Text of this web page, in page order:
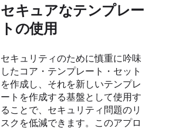
セキュアなテンプレー
トの使用
セキュリティのために慎重に吟味
したコア・テンプレート・セット
を作成し、それを新しいテンプレ
ートを作成する基盤として使用す
ることで、セキュリティ問題のリ
スクを低減できます。このアプロ